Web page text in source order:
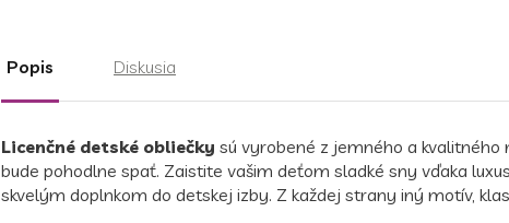
Popis Diskusia
Licenčné detské obliečky sú vyrobené z jemného a kvalitného
bude pohodlne spať. Zaistite vašim deťom sladké sny vďaka
skvelým doplnkom do detskej izby. Z každej strany iný motív,